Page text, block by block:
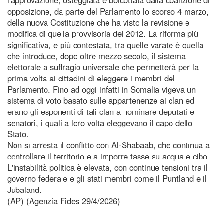
opposizione, da parte del Parlamento lo scorso 4 marzo,
della nuova Costituzione che ha visto la revisione e
modifica di quella provvisoria del 2012. La riforma più
significativa, e più contestata, tra quelle varate è quella
che introduce, dopo oltre mezzo secolo, il sistema
elettorale a suffragio universale che permetterà per la
prima volta ai cittadini di eleggere i membri del
Parlamento. Fino ad oggi infatti in Somalia vigeva un
sistema di voto basato sulle appartenenze ai clan ed
erano gli esponenti di tali clan a nominare deputati e
senatori, i quali a loro volta eleggevano il capo dello
Stato.
Non si arresta il conflitto con Al-Shabaab, che continua a
controllare il territorio e a imporre tasse su acqua e cibo.
L'instabilità politica è elevata, con continue tensioni tra il
governo federale e gli stati membri come il Puntland e il
Jubaland.
(AP) (Agenzia Fides 29/4/2026)